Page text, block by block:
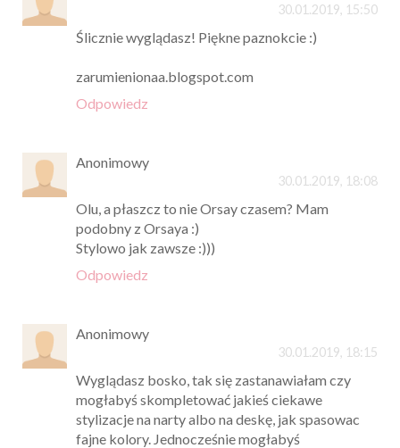
30.01.2019, 15:50
Ślicznie wyglądasz! Piękne paznokcie :)
zarumienionaa.blogspot.com
Odpowiedz
Anonimowy
30.01.2019, 18:08
Olu, a płaszcz to nie Orsay czasem? Mam
podobny z Orsaya :)
Stylowo jak zawsze :)))
Odpowiedz
Anonimowy
30.01.2019, 18:15
Wyglądasz bosko, tak się zastanawiałam czy
mogłabyś skompletować jakieś ciekawe
stylizacje na narty albo na deskę, jak spasowac
fajne kolory. Jednocześnie mogłabyś